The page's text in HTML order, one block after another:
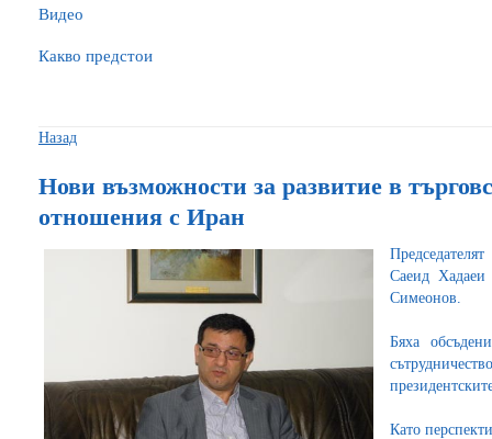
Видео
Какво предстои
Назад
Нови възможности за развитие в
отношения с Иран
Саеид
Симеонов.
Бяха
Като